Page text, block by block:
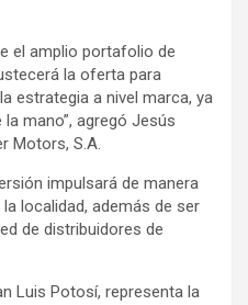
el amplio portafolio de
la oferta para
estrategia a nivel marca, ya
mano”, agregó Jesús
Motors, S.A.
impulsará de manera
localidad, además de ser
de distribuidores de
Luis Potosí, representa la